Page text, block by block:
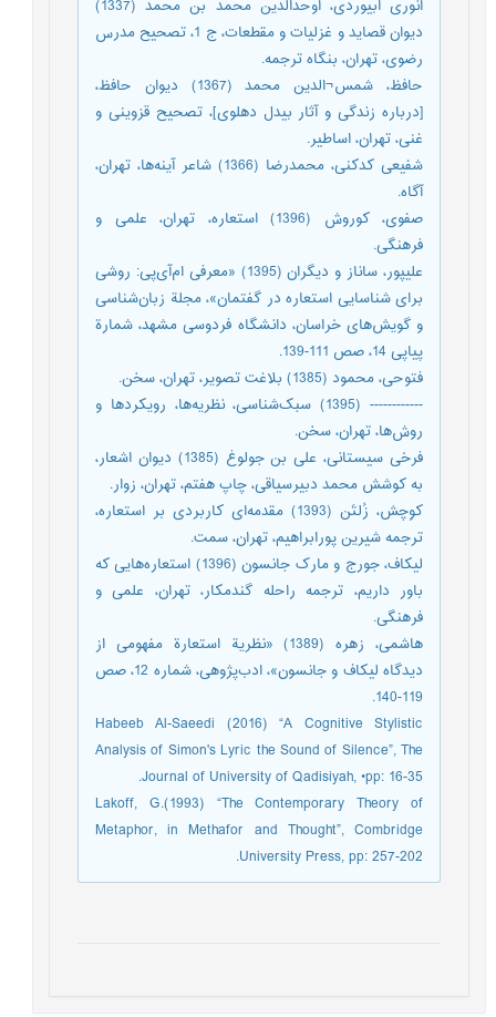
انوری ابیوردی، اوحدالدین محمد بن محمد (1337)
دیوان قصاید و غزليات و مقطعات، ج 1، تصحيح مدرس
رضوی، تهران، بنگاه ترجمه.
حافظ، شمس¬الدین محمد (1367) دیوان حافظ،
[درباره زندگی و آثار بیدل دهلوی]، تصحیح قزوینی و
غنی، تهران، اساطیر.
شفیعی کدکنی، محمدرضا (1366) شاعر آینه‌ها، تهران،
آگاه.
صفوی، کوروش (1396) استعاره، تهران، علمی و
فرهنگی.
علیپور، ساناز و دیگران (1395) «معرفی ام‌آی‌پی: روشی
برای شناسایی استعاره در گفتمان»، مجلة زبان‌شناسی
و گویش‌های خراسان، دانشگاه فردوسی مشهد، شمارة
پیاپی 14، صص 111-139.
فتوحی، محمود (1385) بلاغت تصویر، تهران، سخن.
------------ (1395) سبک‌شناسی، نظریه‌ها، رویکردها و
روش‌ها، تهران، سخن.
فرخی سیستانی، علی بن جولوغ (1385) دیوان اشعار،
به کوشش محمد دبیرسیاقی، چاپ هفتم، تهران، زوار.
کوِچش، زُلتَن (1393) مقدمه‌ای کاربردی بر استعاره،
ترجمه شیرین پورابراهیم، تهران، سمت.
لیکاف، جورج و مارک جانسون (1396) استعاره‌هایی که
باور داریم، ترجمه راحله گندمکار، تهران، علمی و
فرهنگی.
هاشمی، زهره (1389) «نظریة استعارة مفهومی از
دیدگاه لیکاف و جانسون»، ادب‌پژوهی، شماره 12، صص
119-140.
Habeeb Al-Saeedi (2016) “A Cognitive Stylistic
Analysis of Simon's Lyric the Sound of Silence”, The
Journal of University of Qadisiyah, •pp: 16-35.
Lakoff, G.(1993) “The Contemporary Theory of
‎Metaphor, in Methafor and Thought”, Combridge
University Press, pp: 257-202.